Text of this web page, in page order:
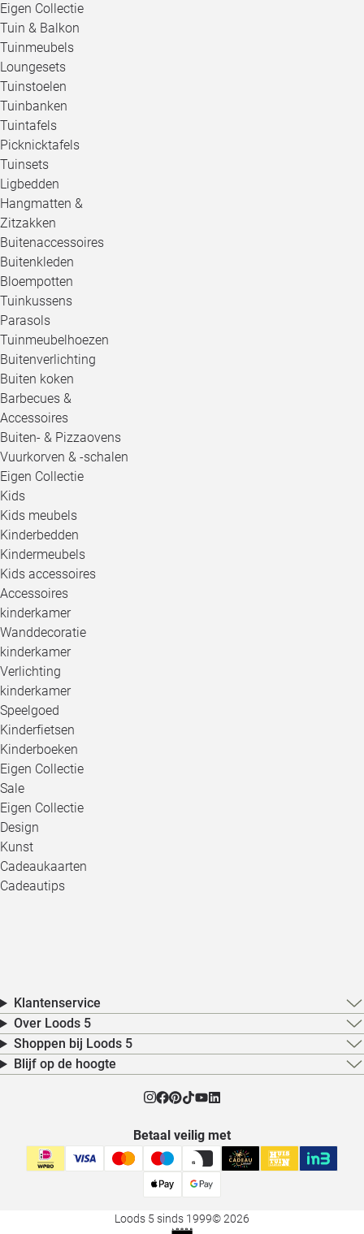
Eigen Collectie
Tuin & Balkon
Tuinmeubels
Loungesets
Tuinstoelen
Tuinbanken
Tuintafels
Picknicktafels
Tuinsets
Ligbedden
Hangmatten &
Zitzakken
Buitenaccessoires
Buitenkleden
Bloempotten
Tuinkussens
Parasols
Tuinmeubelhoezen
Buitenverlichting
Buiten koken
Barbecues &
Accessoires
Buiten- & Pizzaovens
Vuurkorven & -schalen
Eigen Collectie
Kids
Kids meubels
Kinderbedden
Kindermeubels
Kids accessoires
Accessoires
kinderkamer
Wanddecoratie
kinderkamer
Verlichting
kinderkamer
Speelgoed
Kinderfietsen
Kinderboeken
Eigen Collectie
Sale
Eigen Collectie
Design
Kunst
Cadeaukaarten
Cadeautips
Klantenservice
Over Loods 5
Shoppen bij Loods 5
Blijf op de hoogte
Betaal veilig met
Loods 5 sinds 1999© 2026